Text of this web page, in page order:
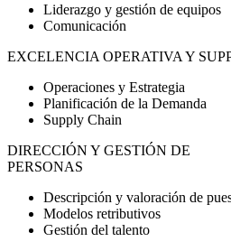
Liderazgo y gestión de equipos
Comunicación
EXCELENCIA OPERATIVA Y
Operaciones y Estrategia
Planificación de la Demanda
Supply Chain
DIRECCIÓN Y GESTIÓN DE
Descripción y valoración de
Modelos retributivos
Gestión del talento